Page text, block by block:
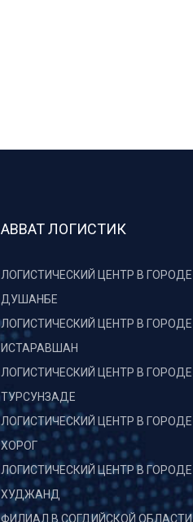
АВВАТ ЛОГИСТИК
ЛОГИСТИЧЕСКИЙ ЦЕНТР В ГОРОДЕ
ДУШАНБЕ
ЛОГИСТИЧЕСКИЙ ЦЕНТР В ГОРОДЕ
ИСТАРАВШАН
ЛОГИСТИЧЕСКИЙ ЦЕНТР В ГОРОДЕ
ТУРСУНЗАДЕ
ЛОГИСТИЧЕСКИЙ ЦЕНТР В ГОРОДЕ
ХОРОГ
ЛОГИСТИЧЕСКИЙ ЦЕНТР В ГОРОДЕ
ХУДЖАНД
ФИЛИАЛ В СОГДИЙСКОЙ ОБЛАСТИ